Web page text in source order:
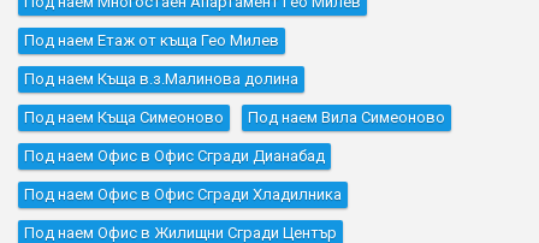
Под наем Етаж от къща Гео Милев
Под наем Къщa в.з.Малинова долина
Под наем Къщa Симеоново Под наем Вила Симеоново
Под наем Офис в Офис Сгради Дианабад
Под наем Офис в Офис Сгради Хладилника
Под наем Офис в Жилищни Сгради Център